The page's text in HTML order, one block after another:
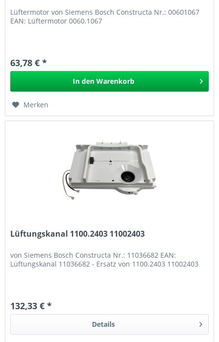
Lüftermotor von Siemens Bosch Constructa Nr.: 00601067
EAN: Lüftermotor 0060.1067
63,78 € *
In den Warenkorb
Merken
Lüftungskanal 1100.2403 11002403
von Siemens Bosch Constructa Nr.: 11036682 EAN:
Lüftungskanal 11036682 - Ersatz von 1100.2403 11002403
132,33 € *
Details